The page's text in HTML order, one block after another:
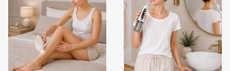
rsd.
rsd.